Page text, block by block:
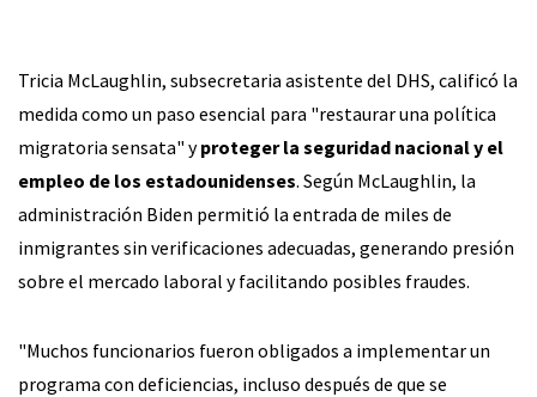
Tricia McLaughlin, subsecretaria asistente del DHS, calificó la
medida como un paso esencial para "restaurar una política
migratoria sensata" yproteger la seguridad nacional y el
empleo de los estadounidenses. Según McLaughlin, la
administración Biden permitió la entrada de miles de
inmigrantes sin verificaciones adecuadas, generando presión
sobre el mercado laboral y facilitando posibles fraudes.
"Muchos funcionarios fueron obligados a implementar un
programa con deficiencias, incluso después de que se